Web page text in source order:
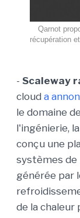
Qarnot
récupération
- Scaleway
cloud a
le domaine
l'ingénierie,
conçu une
systèmes de
générée par
de la